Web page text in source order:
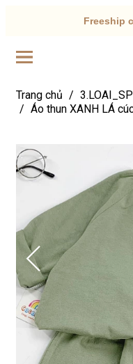
Freeship
Trang chủ / 3.LOAI_SP
/ Áo thun XANH LÁ